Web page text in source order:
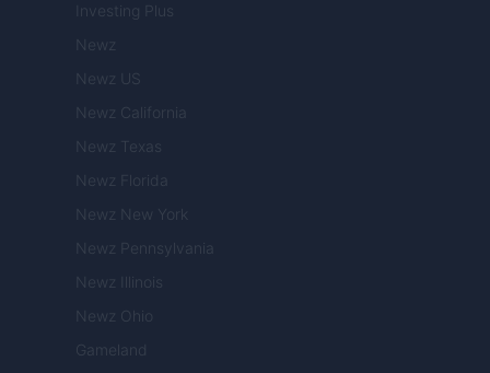
Investing Plus
Newz
Newz US
Newz California
Newz Texas
Newz Florida
Newz New York
Newz Pennsylvania
Newz Illinois
Newz Ohio
Gameland